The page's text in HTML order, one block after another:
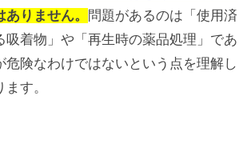
りません。 問題があるのは「使用済
吸着物」や「再生時の薬品処理」であ
危険なわけではないという点を理解し
す。